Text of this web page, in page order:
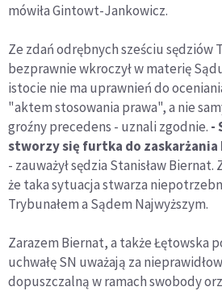
mówiła Gintowt-Jankowicz.
Ze zdań odrębnych sześciu sędziów
bezprawnie wkroczył w materię
istocie nie ma uprawnień do
"aktem stosowania prawa", a nie
groźny precedens - uznali zgodnie. -
stworzy się furtka do zaskarżania
- zauważył sędzia Stanisław
że taka sytuacja stwarza
Trybunałem a Sądem Najwyższym.
Zarazem Biernat, a także Łętowska
uchwałę SN uważają za
dopuszczalną w ramach swobody